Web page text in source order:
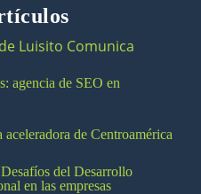
Luisito Comunica
agencia de SEO en
aceleradora de Centroamérica
del Desarrollo
en las empresas